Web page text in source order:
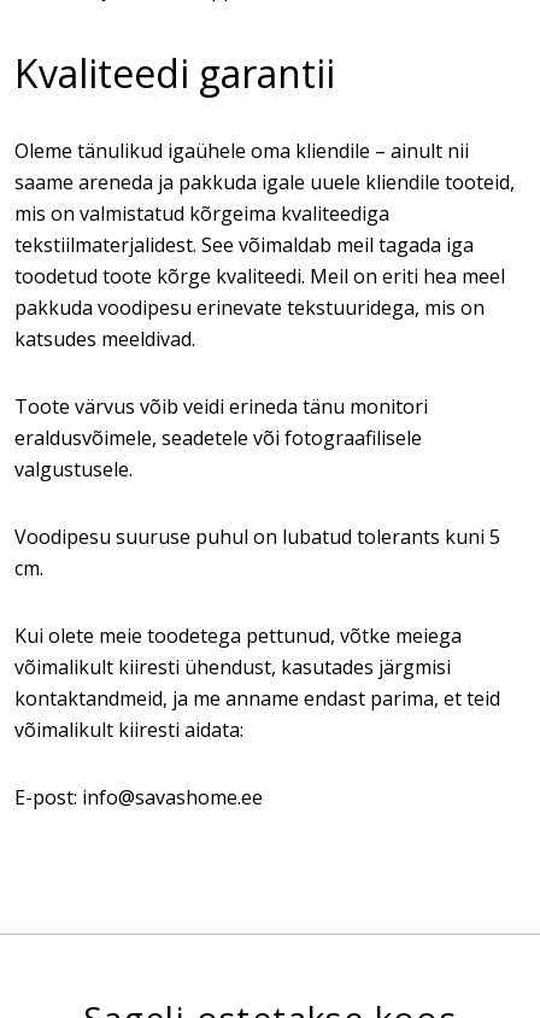
Kvaliteedi garantii
Oleme tänulikud igaühele oma kliendile – ainult nii
saame areneda ja pakkuda igale uuele kliendile tooteid,
mis on valmistatud kõrgeima kvaliteediga
tekstiilmaterjalidest. See võimaldab meil tagada iga
toodetud toote kõrge kvaliteedi. Meil on eriti hea meel
pakkuda voodipesu erinevate tekstuuridega, mis on
katsudes meeldivad.
Toote värvus võib veidi erineda tänu monitori
eraldusvõimele, seadetele või fotograafilisele
valgustusele.
Voodipesu suuruse puhul on lubatud tolerants kuni 5
cm.
Kui olete meie toodetega pettunud, võtke meiega
võimalikult kiiresti ühendust, kasutades järgmisi
kontaktandmeid, ja me anname endast parima, et teid
võimalikult kiiresti aidata:
E-post: info@savashome.ee